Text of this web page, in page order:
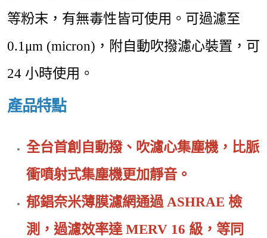
等粉末，有無毒性皆可使用。可過濾至
0.1μm (micron)，附自動吹撥濾心裝置，可
24 小時使用。
產品特點
全台首創自動撥、吹濾心集塵機，比脈
衝噴射式集塵機更加靜音。
郁錩奈米薄膜濾網通過 ASHRAE 檢
測，過濾效率達 MERV 16 級，等同